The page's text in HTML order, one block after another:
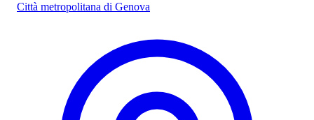
Città metropolitana di Genova